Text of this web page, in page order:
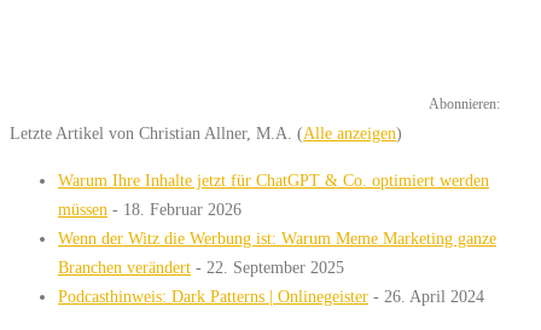
Abonnieren:
Letzte Artikel von Christian Allner, M.A. (Alle anzeigen)
Warum Ihre Inhalte jetzt für ChatGPT & Co. optimiert werden
müssen - 18. Februar 2026
Wenn der Witz die Werbung ist: Warum Meme Marketing ganze
Branchen verändert - 22. September 2025
Podcasthinweis: Dark Patterns | Onlinegeister - 26. April 2024